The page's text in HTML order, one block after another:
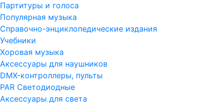
Партитуры и голоса
Популярная музыка
Справочно-энциклопедические издания
Учебники
Хоровая музыка
Аксессуары для наушников
DMX-контроллеры, пульты
PAR Светодиодные
Аксессуары для света